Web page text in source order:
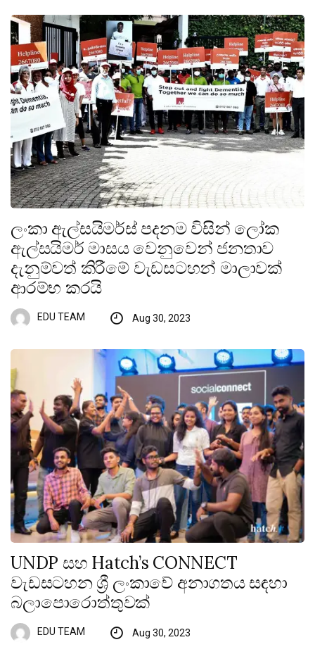
ලංකා ඇල්සයිමර්ස් පදනම විසින් ලෝක
ඇල්සයිමර් මාසය වෙනුවෙන් ජනතාව
දැනුම්වත් කිරීමේ වැඩසටහන් මාලාවක්
ආරම්භ කරයි
EDU TEAM Aug 30, 2023
UNDP සහ Hatch’s CONNECT
වැඩසටහන ශ්‍රී ලංකාවේ අනාගතය සඳහා
බලාපොරොත්තුවක්
EDU TEAM Aug 30, 2023